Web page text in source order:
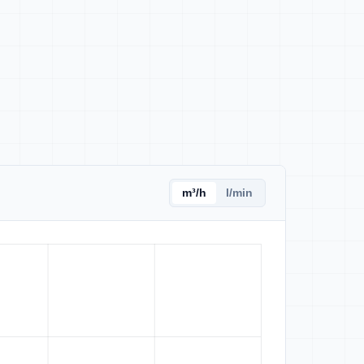
m³/h l/min